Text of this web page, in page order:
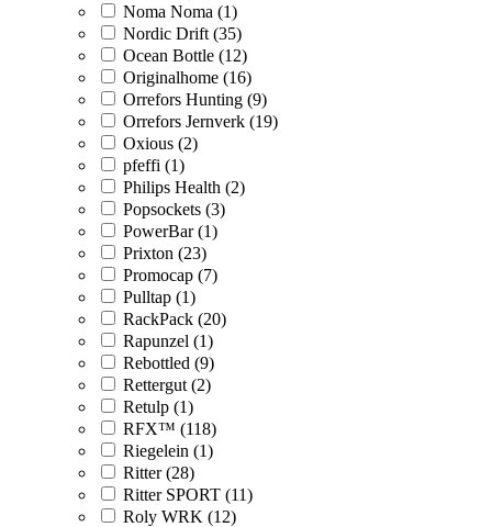
Noma Noma (1)
Nordic Drift (35)
Ocean Bottle (12)
Originalhome (16)
Orrefors Hunting (9)
Orrefors Jernverk (19)
Oxious (2)
pfeffi (1)
Philips Health (2)
Popsockets (3)
PowerBar (1)
Prixton (23)
Promocap (7)
Pulltap (1)
RackPack (20)
Rapunzel (1)
Rebottled (9)
Rettergut (2)
Retulp (1)
RFX™ (118)
Riegelein (1)
Ritter (28)
Ritter SPORT (11)
Roly WRK (12)